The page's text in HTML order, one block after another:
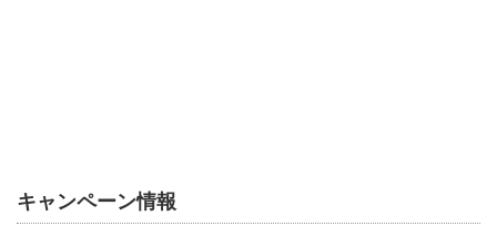
キャンペーン情報